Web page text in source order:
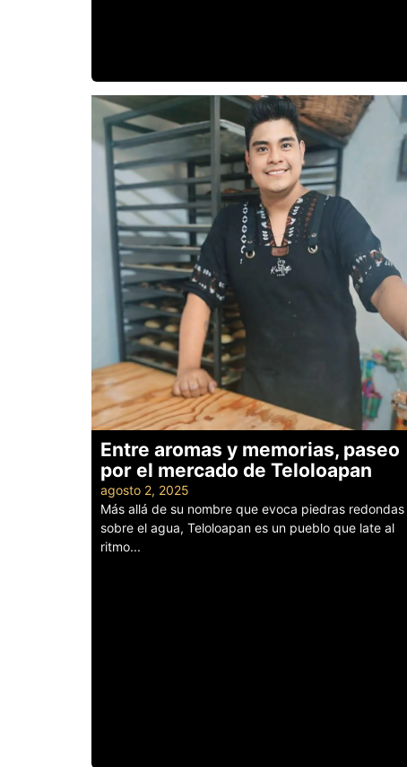
Entre aromas y memorias, paseo
por el mercado de Teloloapan
agosto 2, 2025
Más allá de su nombre que evoca piedras redondas
sobre el agua, Teloloapan es un pueblo que late al
ritmo...